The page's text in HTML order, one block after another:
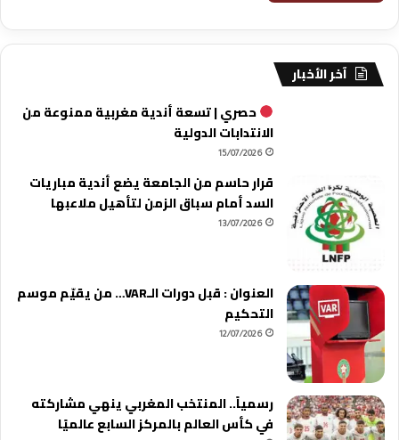
آخر الأخبار
حصري | تسعة أندية مغربية ممنوعة من
الانتدابات الدولية
15/07/2026
قرار حاسم من الجامعة يضع أندية مباريات
السد أمام سباق الزمن لتأهيل ملاعبها
13/07/2026
العنوان : قبل دورات الـVAR… من يقيّم موسم
التحكيم
12/07/2026
رسمياً.. المنتخب المغربي ينهي مشاركته
في كأس العالم بالمركز السابع عالميًا